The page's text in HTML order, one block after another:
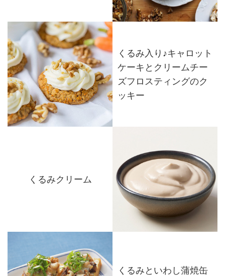
くるみ入り♪キャロット
ケーキとクリームチー
ズフロスティングのク
ッキー
くるみクリーム
くるみといわし蒲焼缶